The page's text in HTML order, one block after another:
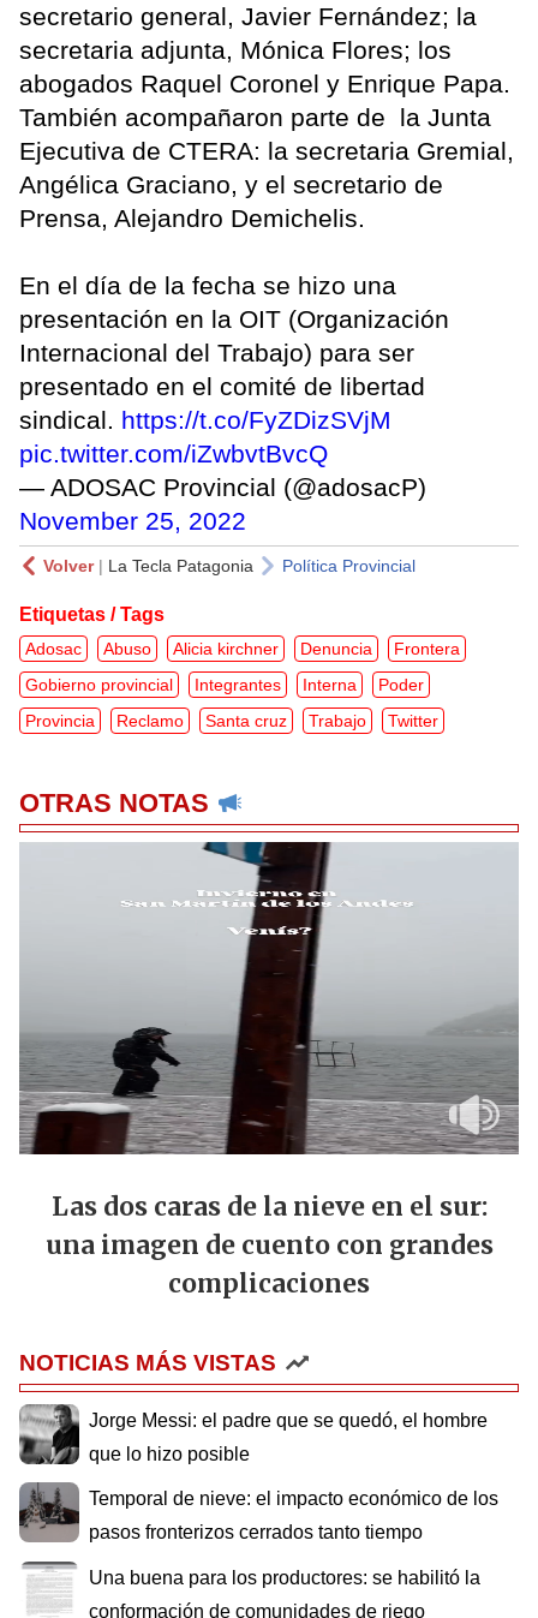
secretario general, Javier Fernández; la
secretaria adjunta, Mónica Flores; los
abogados Raquel Coronel y Enrique Papa.
También acompañaron parte de la Junta
Ejecutiva de CTERA: la secretaria Gremial,
Angélica Graciano, y el secretario de
Prensa, Alejandro Demichelis.
En el día de la fecha se hizo una
presentación en la OIT (Organización
Internacional del Trabajo) para ser
presentado en el comité de libertad
sindical. https://t.co/FyZDizSVjM
pic.twitter.com/iZwbvtBvcQ
— ADOSAC Provincial (@adosacP)
November 25, 2022
Volver| La Tecla Patagonia Política Provincial
Etiquetas / Tags
Adosac Abuso Alicia kirchner Denuncia
Frontera
Gobierno provincial
Integrantes Interna
Poder
Provincia
Reclamo Santa cruz Trabajo Twitter
OTRAS NOTAS
Las dos caras de la nieve en el sur:
una imagen de cuento con grandes
complicaciones
NOTICIAS MÁS VISTAS
Jorge Messi: el padre que se quedó, el hombre
que lo hizo posible
Temporal de nieve: el impacto económico de los
pasos fronterizos cerrados tanto tiempo
Una buena para los productores: se habilitó la
conformación de comunidades de riego